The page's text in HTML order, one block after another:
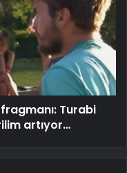
Turabi
artıyor…